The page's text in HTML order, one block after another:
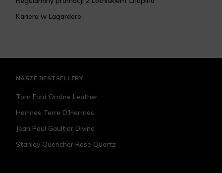
Kariera w Lagardere
NASZE BESTSELLERY
Tom Ford Ombre Leather
Hermes Terre D'Hermes
Jean Paul Gaultier Divine
Stanley Quencher Rose Quartz